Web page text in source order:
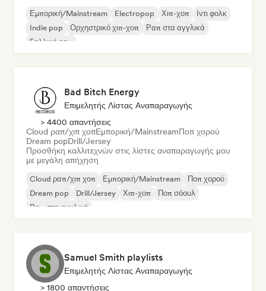
Εμπορική/Mainstream Electropop Χιπ-χοπ
Ιντι φολκ
Indie pop
Ορχηστρικό χιπ-χοπ
Ραπ στα αγγλικά
Γαλλικό ραπ
Bad Bitch Energy
Επιμελητής Λίστας Αναπαραγωγής
> 4400 απαντήσεις
Cloud ραπ/χιπ χοπΕμπορική/MainstreamΠοπ χορού
Dream popDrill/Jersey
Προσθήκη καλλιτεχνών στις λίστες αναπαραγωγής μου
με μεγάλη απήχηση
Cloud ραπ/χιπ χοπ Εμπορική/Mainstream
Ποπ χορού
Dream pop
Drill/Jersey Χιπ-χοπ
Ποπ σόουλ
Ραπ στα αγγλικά
Samuel Smith playlists
Επιμελητής Λίστας Αναπαραγωγής
> 1800 απαντήσεις